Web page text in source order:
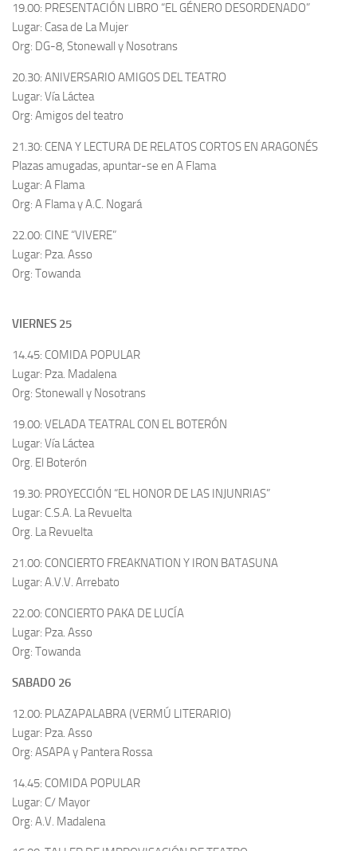
19.00: PRESENTACIÓN LIBRO “EL GÉNERO DESORDENADO”
Lugar: Casa de La Mujer
Org: DG-8, Stonewall y Nosotrans
20.30: ANIVERSARIO AMIGOS DEL TEATRO
Lugar: Vía Láctea
Org: Amigos del teatro
21.30: CENA Y LECTURA DE RELATOS CORTOS EN ARAGONÉS
Plazas amugadas, apuntar-se en A Flama
Lugar: A Flama
Org: A Flama y A.C. Nogará
22.00: CINE “VIVERE”
Lugar: Pza. Asso
Org: Towanda
VIERNES 25
14.45: COMIDA POPULAR
Lugar: Pza. Madalena
Org: Stonewall y Nosotrans
19.00: VELADA TEATRAL CON EL BOTERÓN
Lugar: Vía Láctea
Org. El Boterón
19.30: PROYECCIÓN “EL HONOR DE LAS INJUNRIAS”
Lugar: C.S.A. La Revuelta
Org. La Revuelta
21.00: CONCIERTO FREAKNATION Y IRON BATASUNA
Lugar: A.V.V. Arrebato
22.00: CONCIERTO PAKA DE LUCÍA
Lugar: Pza. Asso
Org: Towanda
SABADO 26
12.00: PLAZAPALABRA (VERMÚ LITERARIO)
Lugar: Pza. Asso
Org: ASAPA y Pantera Rossa
14.45: COMIDA POPULAR
Lugar: C/ Mayor
Org: A.V. Madalena